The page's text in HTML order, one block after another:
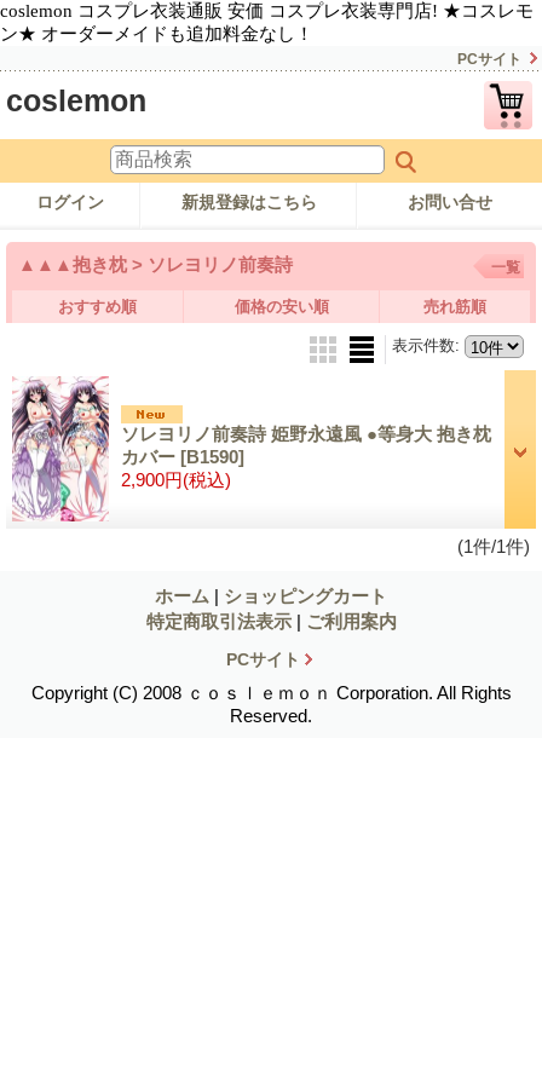
coslemon コスプレ衣装通販 安価 コスプレ衣装専門店! ★コスレモ
ン★ オーダーメイドも追加料金なし！
PCサイト
coslemon
ログイン 新規登録はこちら お問い合せ
▲▲▲抱き枕 > ソレヨリノ前奏詩 一覧
おすすめ順 価格の安い順 売れ筋順
表示件数:
ソレヨリノ前奏詩 姫野永遠風 ●等身大 抱き枕
カバー [B1590]
2,900円(税込)
(1件/1件)
ホーム | ショッピングカート
特定商取引法表示 | ご利用案内
PCサイト
Copyright (C) 2008 ｃｏｓｌｅｍｏｎ Corporation. All Rights
Reserved.